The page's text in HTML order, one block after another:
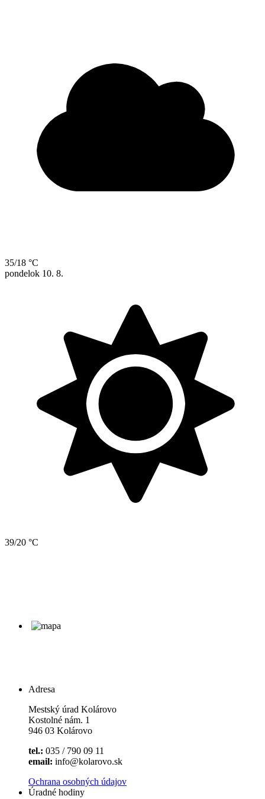
35/18 °C
pondelok 10. 8.
39/20 °C
Adresa
Mestský úrad Kolárovo
Kostolné nám. 1
946 03 Kolárovo
tel.: 035 / 790 09 11
email: info@kolarovo.sk
Ochrana osobných údajov
Úradné hodiny